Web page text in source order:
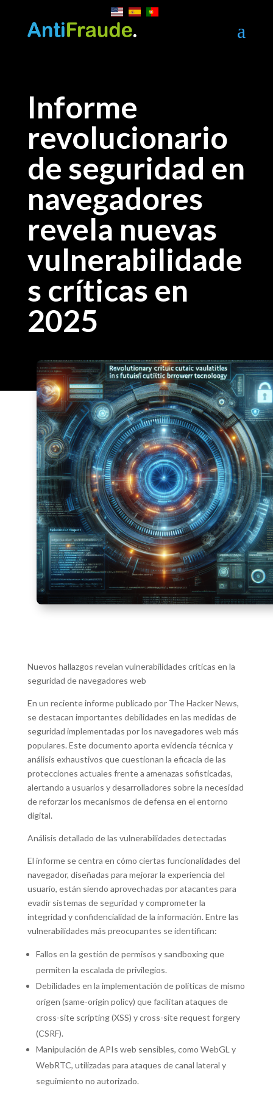
a
Informe
revolucionario
de seguridad en
navegadores
revela nuevas
vulnerabilidade
s críticas en
2025
Nuevos hallazgos revelan vulnerabilidades críticas en la
seguridad de navegadores web
En un reciente informe publicado por The Hacker News,
se destacan importantes debilidades en las medidas de
seguridad implementadas por los navegadores web más
populares. Este documento aporta evidencia técnica y
análisis exhaustivos que cuestionan la eficacia de las
protecciones actuales frente a amenazas sofisticadas,
alertando a usuarios y desarrolladores sobre la necesidad
de reforzar los mecanismos de defensa en el entorno
digital.
Análisis detallado de las vulnerabilidades detectadas
El informe se centra en cómo ciertas funcionalidades del
navegador, diseñadas para mejorar la experiencia del
usuario, están siendo aprovechadas por atacantes para
evadir sistemas de seguridad y comprometer la
integridad y confidencialidad de la información. Entre las
vulnerabilidades más preocupantes se identifican:
Fallos en la gestión de permisos y sandboxing que
permiten la escalada de privilegios.
Debilidades en la implementación de políticas de mismo
origen (same-origin policy) que facilitan ataques de
cross-site scripting (XSS) y cross-site request forgery
(CSRF).
Manipulación de APIs web sensibles, como WebGL y
WebRTC, utilizadas para ataques de canal lateral y
seguimiento no autorizado.